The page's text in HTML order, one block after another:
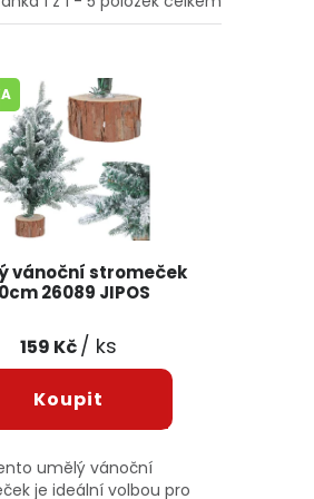
vánoční stromeček
26089 JIPOS
159 Kč/ ks
umělý vánoční
je ideální volbou pro